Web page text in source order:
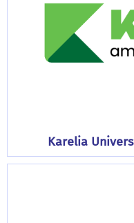
Karelia